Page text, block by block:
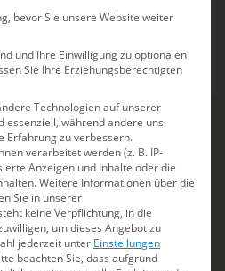
/ Long Island University Sharks
bevor Sie unsere Website weiter
und Ihre Einwilligung zu optionalen
Sie Ihre Erziehungsberechtigten
Technologien auf unserer
essenziell, während andere uns
Erfahrung zu verbessern.
verarbeitet werden (z. B. IP-
Anzeigen und Inhalte oder die
Weitere Informationen über die
Sie in unserer
keine Verpflichtung, in die
um dieses Angebot zu
jederzeit unter Einstellungen
beachten Sie, dass aufgrund